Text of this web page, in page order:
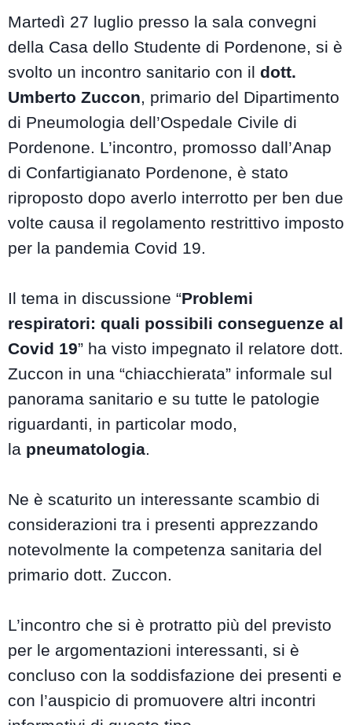
Martedì 27 luglio presso la sala convegni
della Casa dello Studente di Pordenone, si è
svolto un incontro sanitario con il dott.
Umberto Zuccon, primario del Dipartimento
di Pneumologia dell’Ospedale Civile di
Pordenone. L’incontro, promosso dall’Anap
di Confartigianato Pordenone, è stato
riproposto dopo averlo interrotto per ben due
volte causa il regolamento restrittivo imposto
per la pandemia Covid 19.
Il tema in discussione “Problemi
respiratori: quali possibili conseguenze al
Covid 19” ha visto impegnato il relatore dott.
Zuccon in una “chiacchierata” informale sul
panorama sanitario e su tutte le patologie
riguardanti, in particolar modo,
la pneumatologia.
Ne è scaturito un interessante scambio di
considerazioni tra i presenti apprezzando
notevolmente la competenza sanitaria del
primario dott. Zuccon.
L’incontro che si è protratto più del previsto
per le argomentazioni interessanti, si è
concluso con la soddisfazione dei presenti e
con l’auspicio di promuovere altri incontri